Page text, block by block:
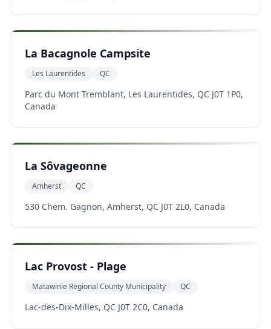
La Bacagnole Campsite
Les Laurentides QC
Parc du Mont Tremblant, Les Laurentides, QC J0T 1P0,
Canada
La Sôvageonne
Amherst QC
530 Chem. Gagnon, Amherst, QC J0T 2L0, Canada
Lac Provost - Plage
Matawinie Regional County Municipality QC
Lac-des-Dix-Milles, QC J0T 2C0, Canada